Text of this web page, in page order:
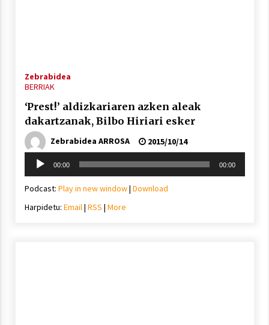
2021/07/06
Arrosaren 20 urteez
2021/07/03
Zebrabidea
BERRIAK
‘Prest!’ aldizkariaren azken aleak
dakartzanak, Bilbo Hiriari esker
Zebrabidea ARROSA
2015/10/14
Soinu
erreproduzigailua
00:00 00:00
Podcast: Play in new window| Download
Harpidetu: Email| RSS | More